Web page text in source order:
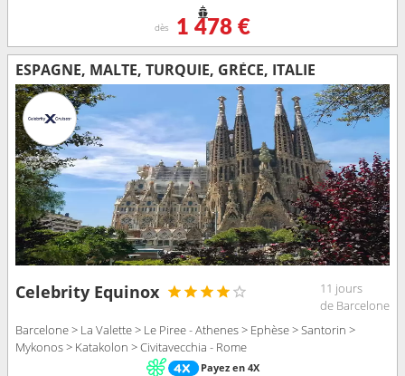
dès 1 478 €
ESPAGNE, MALTE, TURQUIE, GRÈCE, ITALIE
Celebrity Equinox
11 jours
de Barcelone
Barcelone > La Valette > Le Piree - Athenes > Ephèse > Santorin >
Mykonos > Katakolon > Civitavecchia - Rome
Payez en 4X